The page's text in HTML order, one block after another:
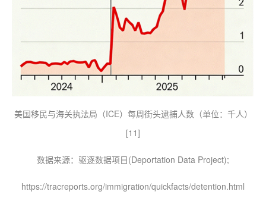
美国移民与海关执法局（ICE）每周街头逮捕人数（单位：千人）
[11]
数据来源：驱逐数据项目(Deportation Data Project);
https://tracreports.org/immigration/quickfacts/detention.html